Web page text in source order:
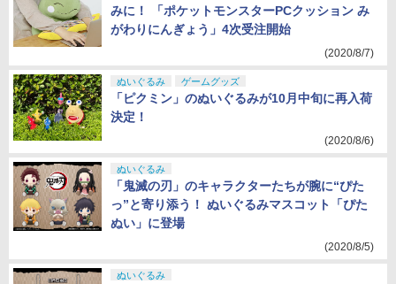
みに！ 「ポケットモンスターPCクッション み
がわりにんぎょう」4次受注開始
(2020/8/7)
ぬいぐるみ ゲームグッズ
「ピクミン」のぬいぐるみが10月中旬に再入荷
決定！
(2020/8/6)
ぬいぐるみ
「鬼滅の刃」のキャラクターたちが腕に“ぴた
っ”と寄り添う！ ぬいぐるみマスコット「ぴた
ぬい」に登場
(2020/8/5)
ぬいぐるみ